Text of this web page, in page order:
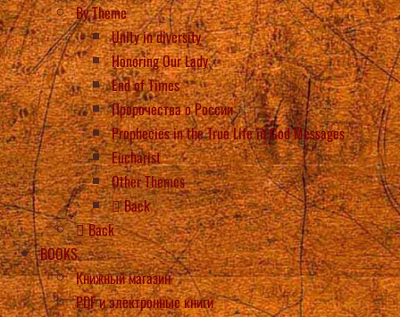
By Theme
Unity in diversity
Honoring Our Lady
End of Times
Пророчества о России
Prophecies in the True Life in God Messages
Eucharist
Other Themes
Back
Back
BOOKS
Книжный магазин
PDF и электронные книги